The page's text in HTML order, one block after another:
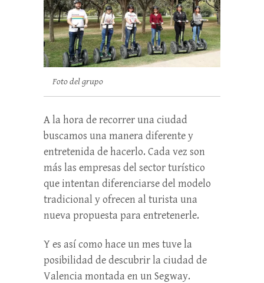
Foto del grupo
A la hora de recorrer una ciudad
buscamos una manera diferente y
entretenida de hacerlo. Cada vez son
más las empresas del sector turístico
que intentan diferenciarse del modelo
tradicional y ofrecen al turista una
nueva propuesta para entretenerle.
Y es así como hace un mes tuve la
posibilidad de descubrir la ciudad de
Valencia montada en un Segway.